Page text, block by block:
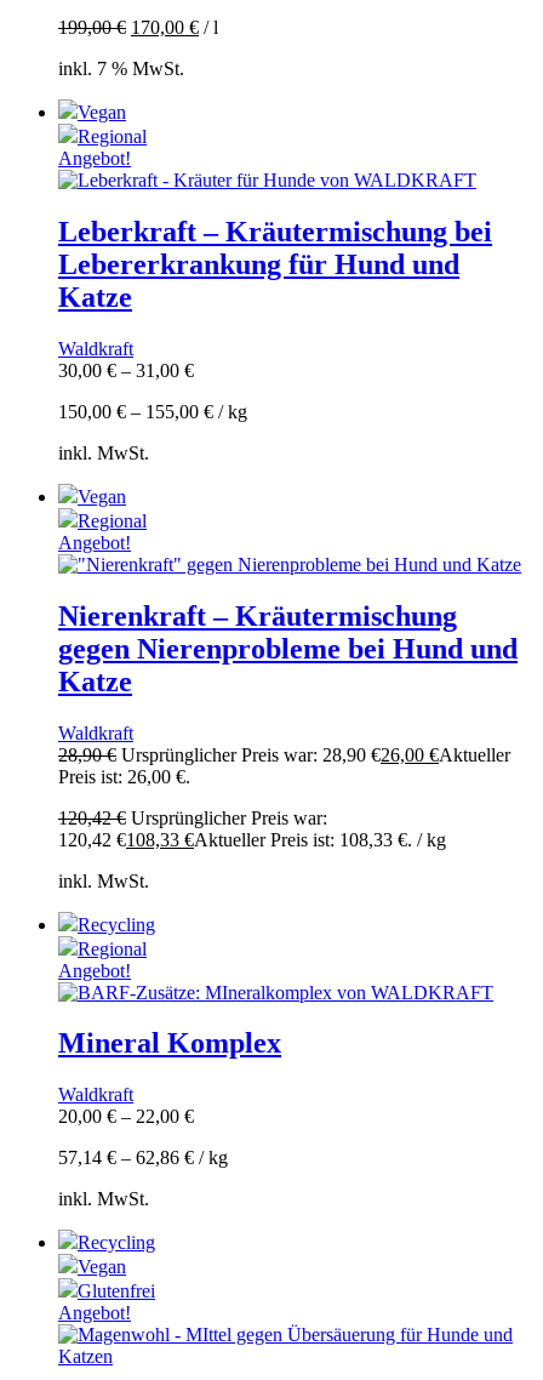
199,00€ 170,00 € /l
inkl. 7 % MwSt.
Vegan
Regional
Angebot!
Leberkraft – Kräutermischung bei
Lebererkrankung für Hund und
Katze
Waldkraft
30,00 € – 31,00 €
150,00 € – 155,00 € /kg
inkl. MwSt.
Vegan
Regional
Angebot!
Nierenkraft – Kräutermischung
gegen Nierenprobleme bei Hund und
Katze
Waldkraft
28,90€ Ursprünglicher Preis war: 28,90 €26,00 €Aktueller
Preis ist: 26,00 €.
120,42€ Ursprünglicher Preis war:
120,42 €108,33 €Aktueller Preis ist: 108,33 €. /kg
inkl. MwSt.
Recycling
Regional
Angebot!
Mineral Komplex
Waldkraft
20,00 € – 22,00 €
57,14 € – 62,86 € /kg
inkl. MwSt.
Recycling
Vegan
Glutenfrei
Angebot!